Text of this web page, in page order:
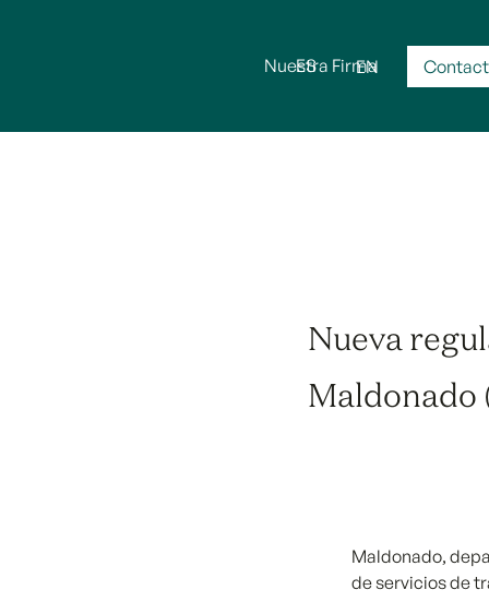
Nuestra Firma
ES EN
Nueva
Maldonado
Maldonado,
de servicios de